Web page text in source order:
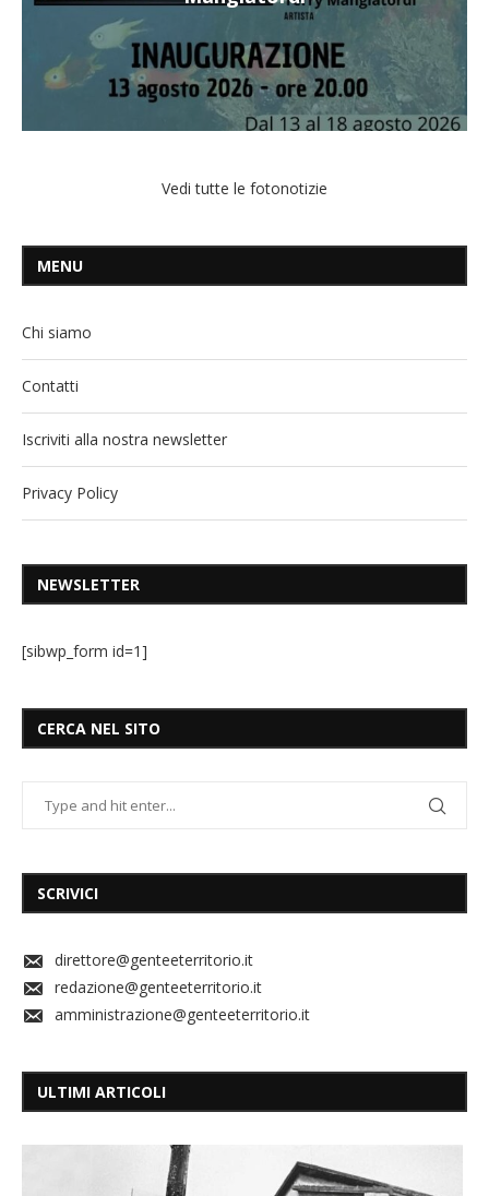
Vedi tutte le fotonotizie
MENU
Chi siamo
Contatti
Iscriviti alla nostra newsletter
Privacy Policy
NEWSLETTER
[sibwp_form id=1]
CERCA NEL SITO
SCRIVICI
direttore@genteeterritorio.it
redazione@genteeterritorio.it
amministrazione@genteeterritorio.it
ULTIMI ARTICOLI